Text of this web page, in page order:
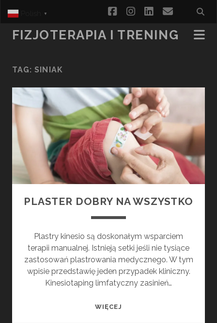
facebookinstagram
linkedinemail
FIZJOTERAPIA I TRENING
TAG: SINIAK
PLASTER DOBRY NA WSZYSTKO
Plastry kinesio są doskonałym wsparciem
terapii manualnej. Istnieją setki jeśli nie tysiące
zastosowań plastrowania medycznego. W tym
wpisie przedstawię jeden przypadek kliniczny.
Kinesiotaping limfatyczny zasinień…
WIĘCEJ
▼